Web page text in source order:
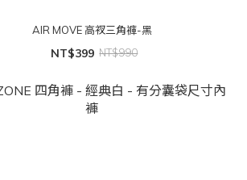
AIR MOVE 高衩三角褲-黑
NT$399 NT$990